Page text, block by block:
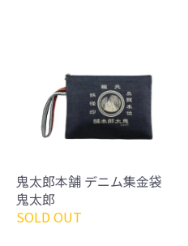
鬼太郎本舗 デニム集金袋
鬼太郎
SOLD OUT